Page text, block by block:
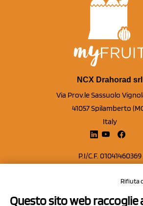
NCX Drahorad srl
Via Prov.le Sassuolo
41057 Spilamberto
Italy
P.I/C.F. 01041460369
Capitale sociale EuroRifiuta
Questo sito web raccoglie